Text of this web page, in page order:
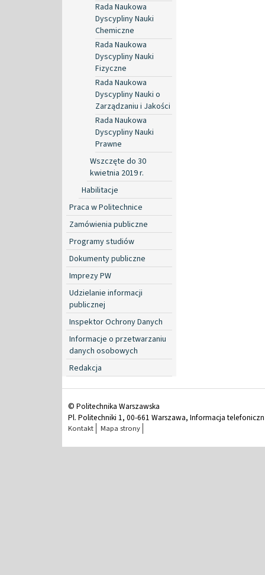
Rada Naukowa
Dyscypliny Nauki
Chemiczne
Rada Naukowa
Dyscypliny Nauki
Fizyczne
Rada Naukowa
Dyscypliny Nauki o
Zarządzaniu i Jakości
Rada Naukowa
Dyscypliny Nauki
Prawne
Wszczęte do 30
kwietnia 2019 r.
Habilitacje
Praca w Politechnice
Zamówienia publiczne
Programy studiów
Dokumenty publiczne
Imprezy PW
Udzielanie informacji
publicznej
Inspektor Ochrony Danych
Informacje o przetwarzaniu
danych osobowych
Redakcja
© Politechnika Warszawska
Pl. Politechniki 1, 00-661 Warszawa, Informacja
Kontakt Mapa strony